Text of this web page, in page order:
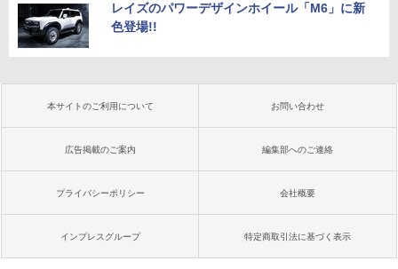
レイズのパワーデザインホイール「M6」に新
色登場!!
本サイトのご利用について お問い合わせ
広告掲載のご案内 編集部へのご連絡
プライバシーポリシー 会社概要
インプレスグループ 特定商取引法に基づく表示